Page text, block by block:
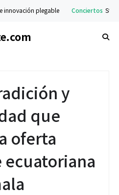
Conciertos Stranger Sounds
y
que
oferta